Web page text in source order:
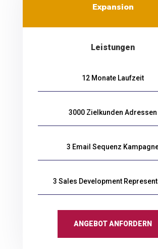
Expansion
Leistungen
12 Monate Laufzeit
3000 Zielkunden Adressen
3 Email Sequenz
3 Sales Development
ANGEBOT ANFORDERN